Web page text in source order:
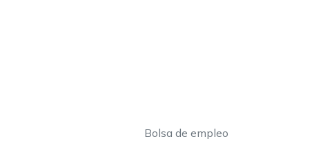
Bolsa de empleo